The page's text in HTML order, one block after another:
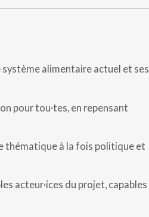
alimentaire actuel et ses
pour tou·tes, en repensant
thématique à la fois politique et
acteur·ices du projet,